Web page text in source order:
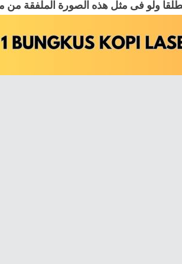
ﻭﻟﻮ ﻓﻰ ﻣﺜﻞ ﻫﺬﻩ اﻟﺼﻮﺭﺓ اﻟﻤﻠﻔﻘﺔ ﻣﻦ
ﺑﻦ اﻟﻬﻤﺎﻡ ﻓﻰ اﻟﺘﺤﺮﻳﺮ، ﺣﻴﺚ ﺻﺮﺡ ﺑﺠﻮاﺯ